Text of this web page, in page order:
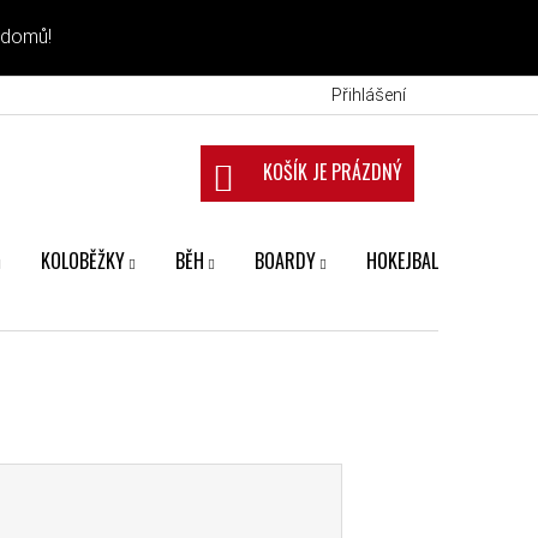
Přihlášení
NÁKUPNÍ KOŠÍK
KOLOBĚŽKY BĚH BOARDY HOKEJBAL